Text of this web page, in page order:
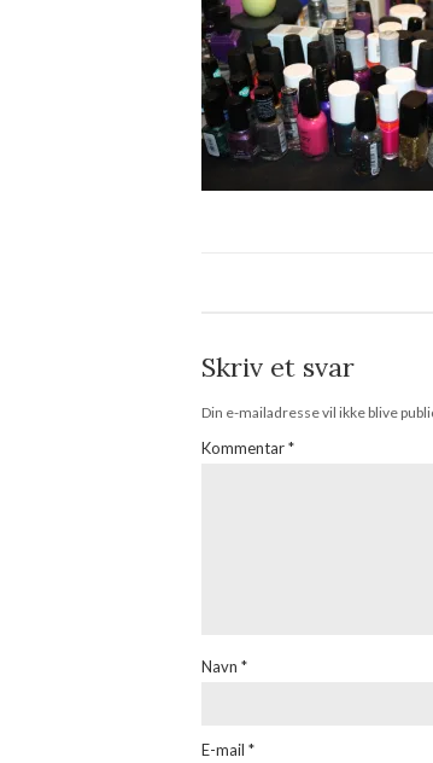
Skriv et svar
Din e-mailadresse vil ikke blive
Kommentar*
Navn *
E-mail *